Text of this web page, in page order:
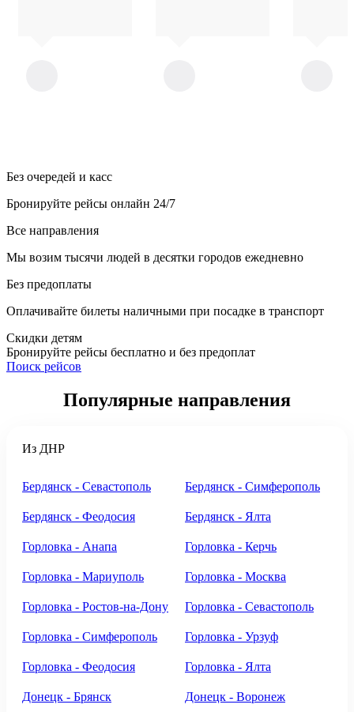
Без очередей и касс
Бронируйте рейсы онлайн 24/7
Все направления
Мы возим тысячи людей в десятки городов ежедневно
Без предоплаты
Оплачивайте билеты наличными при посадке в транспорт
Скидки детям
Бронируйте рейсы бесплатно и без предоплат
Поиск рейсов
Популярные направления
Из ДНР
Бердянск - Севастополь Бердянск - Симферополь
Бердянск - Феодосия Бердянск - Ялта
Горловка - Анапа Горловка - Керчь
Горловка - Мариуполь Горловка - Москва
Горловка - Ростов-на-Дону Горловка - Севастополь
Горловка - Симферополь Горловка - Урзуф
Горловка - Феодосия Горловка - Ялта
Донецк - Брянск Донецк - Воронеж